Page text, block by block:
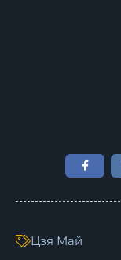
Цзя Май